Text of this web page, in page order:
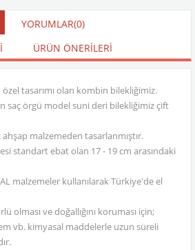
YORUMLAR(0)
ÜRÜN ÖNERILERI
özel tasarımı olan kombin bilekliğimiz.
saç örgü model suni deri bilekliğimiz çift
malzemeden tasarlanmıştır.
standart ebat olan 17 - 19 cm arasındaki
malzemeler kullanılarak Türkiye'de el
olması ve doğallığını koruması için;
vb. kimyasal maddelerle uzun süreli